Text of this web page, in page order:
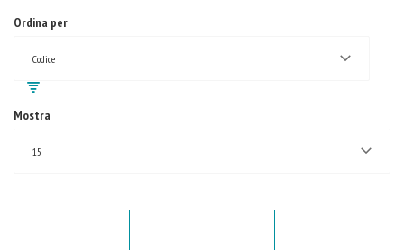
Ordina per
Codice
Mostra
15